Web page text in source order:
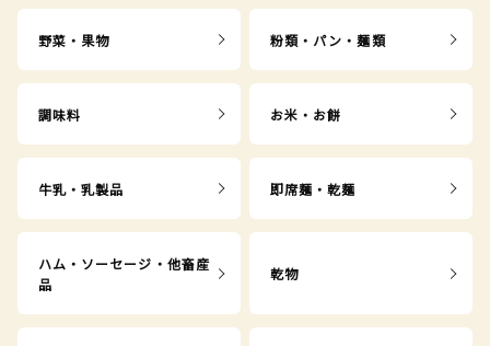
野菜・果物 粉類・パン・麺類
調味料 お米・お餅
牛乳・乳製品 即席麺・乾麺
ハム・ソーセージ・他畜産
品
乾物